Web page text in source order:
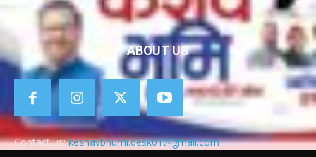
ABOUT US
Contact us:keshavbhumi.desk01@gmail.com